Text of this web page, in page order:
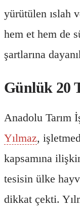
yürütülen ıslah
hem et hem de
şartlarına
Günlük 20
Anadolu Tarım
Yılmaz,
kapsamına
tesisin ülke
dikkat çekti.